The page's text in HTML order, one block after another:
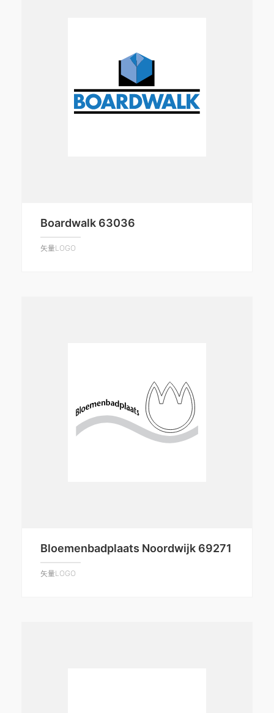
Boardwalk 63036
矢量LOGO
Bloemenbadplaats Noordwijk 69271
矢量LOGO